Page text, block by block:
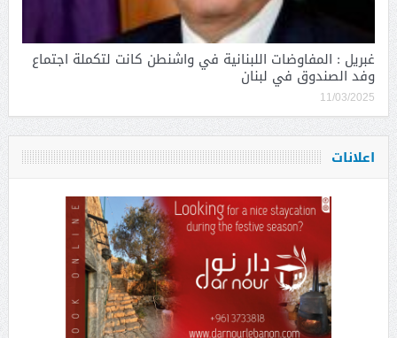
غبريل : المفاوضات اللبنانية في واشنطن كانت لتكملة اجتماع
وفد الصندوق في لبنان
11/03/2025
اعلانات